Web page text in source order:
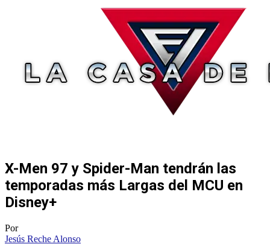
X-Men 97 y Spider-Man tendrán las
temporadas más Largas del MCU en
Disney+
Por
Jesús Reche Alonso